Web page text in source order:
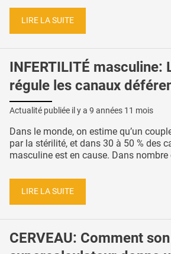
LIRE LA SUITE
INFERTILITÉ masculine:
régule les canaux
Actualité publiée il y a 9 années 11 mois
Dans le monde, on estime qu’un
par la stérilité, et dans 30 à 50 % des
masculine est en cause. Dans nombre
LIRE LA SUITE
CERVEAU: Comment son